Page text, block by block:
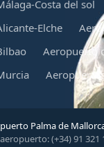
Costa del sol
Elche
Aeropuerto
Palma de
(+34) 91 321